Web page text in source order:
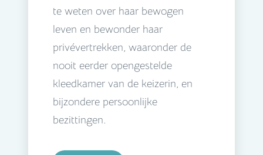
te weten over haar bewogen
leven en bewonder haar
privévertrekken, waaronder de
nooit eerder opengestelde
kleedkamer van de keizerin, en
bijzondere persoonlijke
bezittingen.